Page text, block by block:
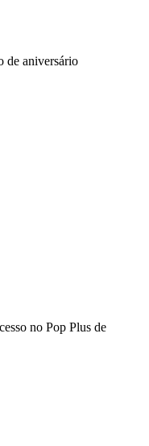
de aniversário
no Pop Plus de